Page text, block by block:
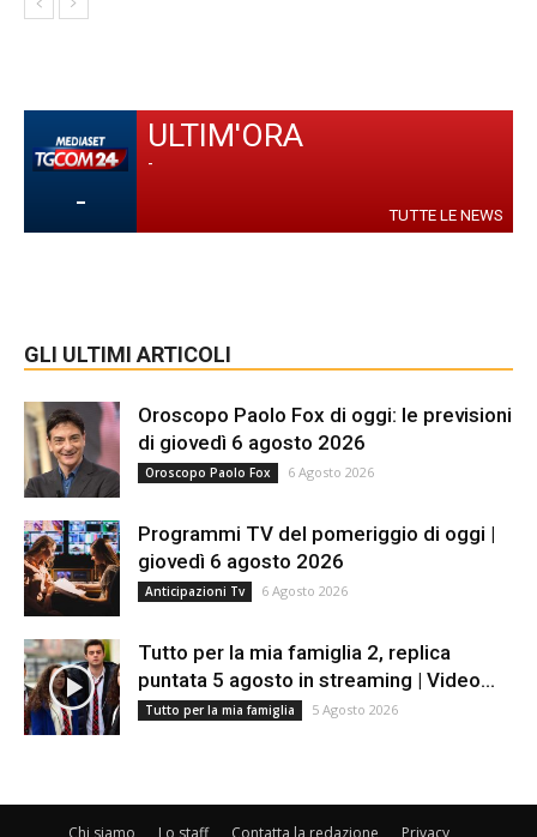
-
ULTIM'ORA
-
TUTTE LE NEWS
GLI ULTIMI ARTICOLI
Oroscopo Paolo Fox di oggi: le previsioni
di giovedì 6 agosto 2026
Oroscopo Paolo Fox 6 Agosto 2026
Programmi TV del pomeriggio di oggi |
giovedì 6 agosto 2026
Anticipazioni Tv 6 Agosto 2026
Tutto per la mia famiglia 2, replica
puntata 5 agosto in streaming | Video...
Tutto per la mia famiglia 5 Agosto 2026
Chi siamo Lo staff Contatta la redazione Privacy